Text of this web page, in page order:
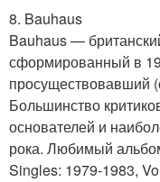
8. Bauhaus
Bauhaus —
сформированный в
просуществовавший
Большинство
основателей и
рока. Любимый
Singles: 1979-1983,